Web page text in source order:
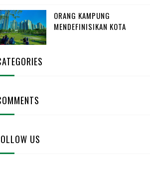
ORANG KAMPUNG
MENDEFINISIKAN KOTA
US